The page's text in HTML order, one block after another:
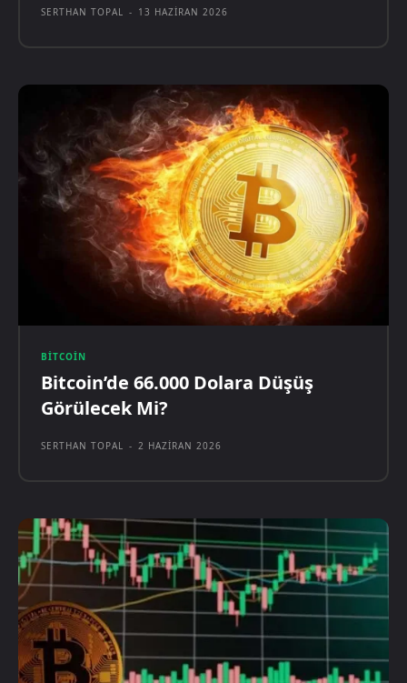
SERTHAN TOPAL - 13 HAZIRAN 2026
BITCOIN
Bitcoin’de 66.000 Dolara Düşüş
Görülecek Mi?
SERTHAN TOPAL - 2 HAZIRAN 2026